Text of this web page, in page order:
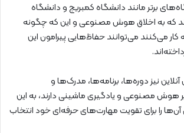
برتر مانند دانشگاه کمبریج و دانشگاه
که به اخلاق هوش مصنوعی و این که چگونه
کار می‌کنند می‌توانند حفاظ‌هایی پیرامون این
نیز دوره‌ها، برنامه‌ها، مدرک‌ها و
هوش مصنوعی و یادگیری ماشینی دارند، به این
آن‌ها را برای تقویت مهارت‌های حرفه‌ای خود انتخاب